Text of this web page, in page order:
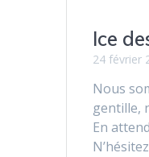
Ice
24 février
Nous
gentille,
En